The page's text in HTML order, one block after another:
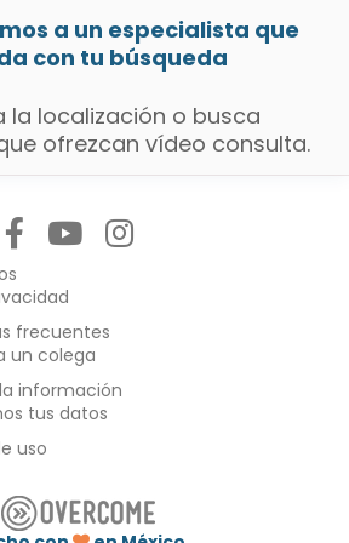
a un especialista que
con tu búsqueda
localización o busca
ofrezcan vídeo consulta.
frecuentes
un colega
información
tus datos
uso